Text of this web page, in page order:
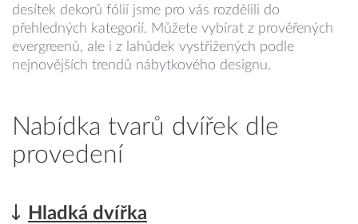
desítek dekorů fólií jsme pro vás rozdělili do
přehledných kategorií. Můžete vybírat z prověřených
evergreenů, ale i z lahůdek vystřižených podle
nejnovějších trendů nábytkového designu.
Nabídka tvarů dvířek dle
provedení
Hladká dvířka